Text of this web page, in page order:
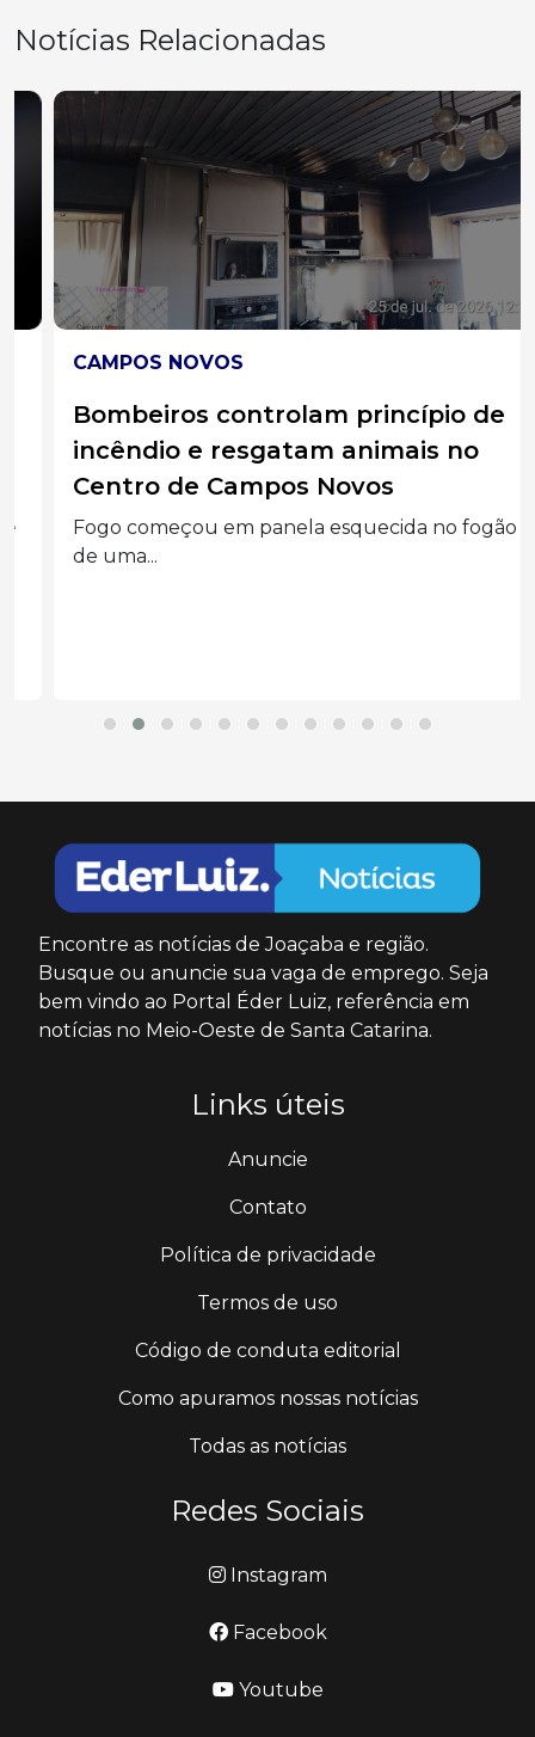
Notícias Relacionadas
CAMPOS NOVOS
Bombeiros controlam princípio de
incêndio e resgatam animais no
Centro de Campos Novos
Fogo começou em panela esquecida no fogão
de uma...
Encontre as notícias de Joaçaba e região.
Busque ou anuncie sua vaga de emprego. Seja
bem vindo ao Portal Éder Luiz, referência em
notícias no Meio-Oeste de Santa Catarina.
Links úteis
Anuncie
Contato
Política de privacidade
Termos de uso
Código de conduta editorial
Como apuramos nossas notícias
Todas as notícias
Redes Sociais
Instagram
Facebook
Youtube